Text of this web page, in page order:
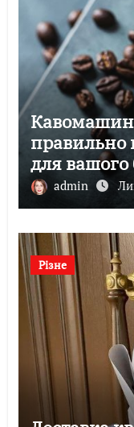
правильно
для вашого
admin
Різне